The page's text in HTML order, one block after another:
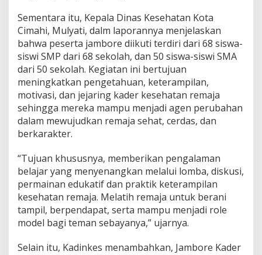
Sementara itu, Kepala Dinas Kesehatan Kota
Cimahi, Mulyati, dalm laporannya menjelaskan
bahwa peserta jambore diikuti terdiri dari 68 siswa-
siswi SMP dari 68 sekolah, dan 50 siswa-siswi SMA
dari 50 sekolah. Kegiatan ini bertujuan
meningkatkan pengetahuan, keterampilan,
motivasi, dan jejaring kader kesehatan remaja
sehingga mereka mampu menjadi agen perubahan
dalam mewujudkan remaja sehat, cerdas, dan
berkarakter.
“Tujuan khususnya, memberikan pengalaman
belajar yang menyenangkan melalui lomba, diskusi,
permainan edukatif dan praktik keterampilan
kesehatan remaja. Melatih remaja untuk berani
tampil, berpendapat, serta mampu menjadi role
model bagi teman sebayanya,” ujarnya.
Selain itu, Kadinkes menambahkan, Jambore Kader